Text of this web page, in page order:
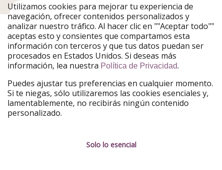
PiratinViaggio
HolidayPirates
VakantiePiraten
WakacyjniPiraci
VoyagesPirates
Ferienpiraten
Urlaubspiraten
Urlaubspiraten
TravelPirates
Nuestro grupo
HolidayPirates Group
Conócenos mejor
Sobre ViajerosPiratas
Información legal
Utilizamos cookies para mejorar tu experiencia de
navegación, ofrecer contenidos personalizados y
analizar nuestro tráfico. Al hacer clic en ""Aceptar todo""
aceptas esto y consientes que compartamos esta
información con terceros y que tus datos puedan ser
procesados en Estados Unidos. Si deseas más
información, lea nuestra Política de Privacidad.
Puedes ajustar tus preferencias en cualquier momento.
Si te niegas, sólo utilizaremos las cookies esenciales y,
lamentablemente, no recibirás ningún contenido
personalizado.
Solo lo esencial